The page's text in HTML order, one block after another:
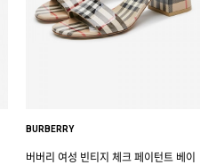
BURBERRY
버버리 여성 빈티지 체크 페이턴트 베이